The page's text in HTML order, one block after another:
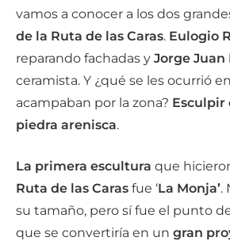
vamos a conocer a los dos
de la Ruta de las Caras. Eulogio
reparando fachadas y Jorge
ceramista. Y ¿qué se les ocurrió
acampaban por la zona? Esculpir
piedra arenisca.
La primera escultura que
Ruta de las Caras fue ‘La Monja’.
su tamaño, pero sí fue el punto
que se convertiría en un gran